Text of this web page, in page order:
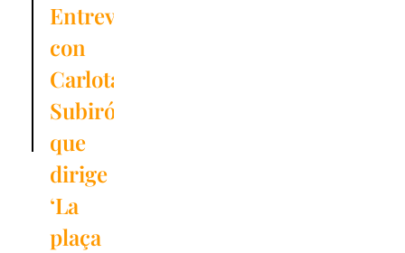
Entrevista
con
Carlota
Subirós,
que
dirige
‘La
plaça